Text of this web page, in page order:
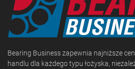
Bearing Business zapewnia najniższe
handlu dla każdego typu łożyska,